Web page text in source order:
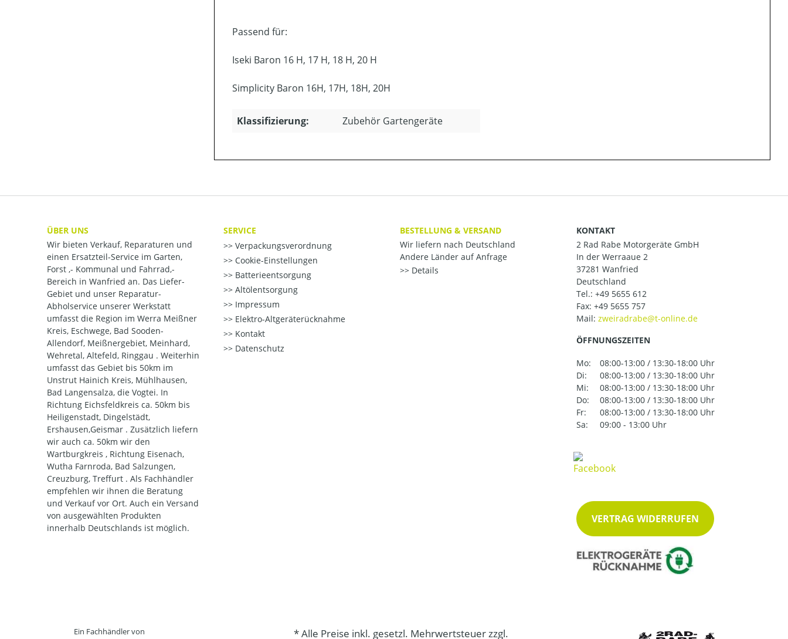
Passend für:
Iseki Baron 16 H, 17 H, 18 H, 20 H
Simplicity Baron 16H, 17H, 18H, 20H
Klassifizierung: Zubehör Gartengeräte
ÜBER UNS
Wir bieten Verkauf, Reparaturen und
einen Ersatzteil-Service im Garten,
Forst ,- Kommunal und Fahrrad,-
Bereich in Wanfried an. Das Liefer-
Gebiet und unser Reparatur-
Abholservice unserer Werkstatt
umfasst die Region im Werra Meißner
Kreis, Eschwege, Bad Sooden-
Allendorf, Meißnergebiet, Meinhard,
Wehretal, Altefeld, Ringgau . Weiterhin
umfasst das Gebiet bis 50km im
Unstrut Hainich Kreis, Mühlhausen,
Bad Langensalza, die Vogtei. In
Richtung Eichsfeldkreis ca. 50km bis
Heiligenstadt, Dingelstädt,
Ershausen,Geismar . Zusätzlich liefern
wir auch ca. 50km wir den
Wartburgkreis , Richtung Eisenach,
Wutha Farnroda, Bad Salzungen,
Creuzburg, Treffurt . Als Fachhändler
empfehlen wir ihnen die Beratung
und Verkauf vor Ort. Auch ein Versand
von ausgewählten Produkten
innerhalb Deutschlands ist möglich.
SERVICE
Verpackungsverordnung
Cookie-Einstellungen
Batterieentsorgung
Altölentsorgung
Impressum
Elektro-Altgeräterücknahme
Kontakt
Datenschutz
BESTELLUNG & VERSAND
Wir liefern nach Deutschland
Andere Länder auf Anfrage
Details
KONTAKT
2 Rad Rabe Motorgeräte GmbH
In der Werraaue 2
37281 Wanfried
Deutschland
Tel.: +49 5655 612
Fax: +49 5655 757
Mail:
ÖFFNUNGSZEITEN
Mo:
08:00-13:00 / 13:30-18:00 Uhr
Di:
08:00-13:00 / 13:30-18:00 Uhr
Mi:
08:00-13:00 / 13:30-18:00 Uhr
Do:
08:00-13:00 / 13:30-18:00 Uhr
Fr:
08:00-13:00 / 13:30-18:00 Uhr
Sa:
09:00 - 13:00 Uhr
VERTRAG WIDERRUFEN
Ein Fachhändler von * Alle Preise inkl. gesetzl. Mehrwertsteuer zzgl.